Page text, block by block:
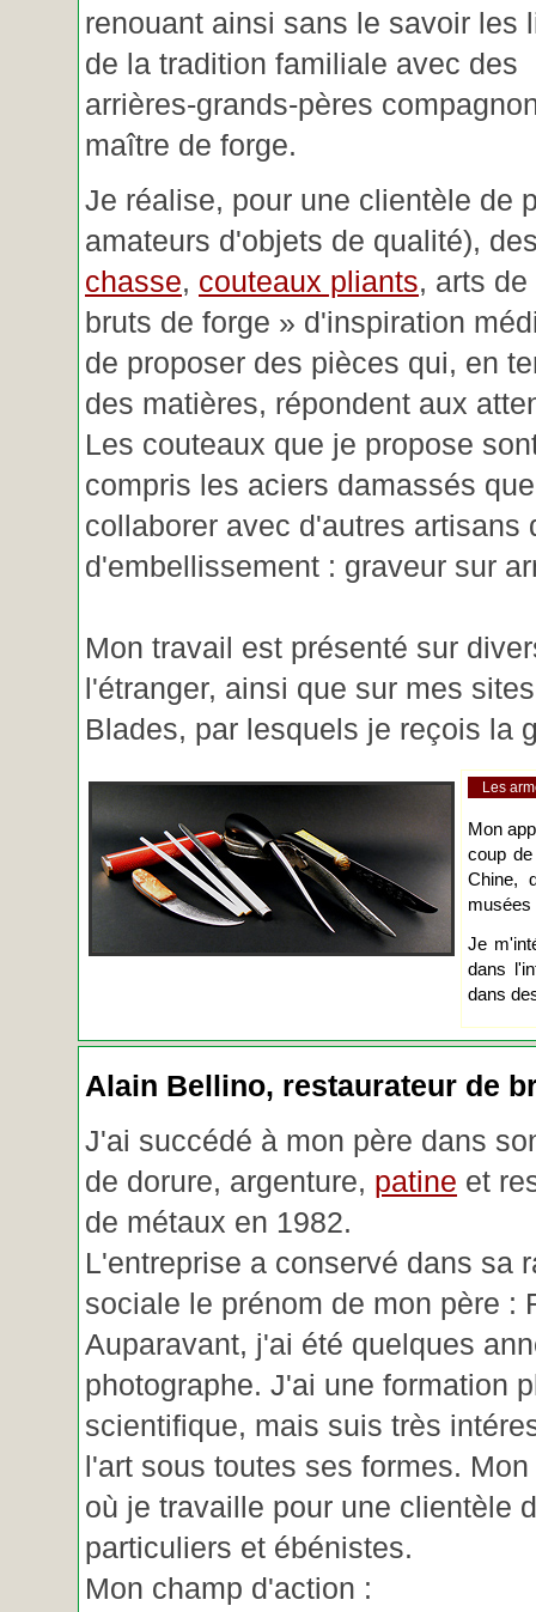
renouant ainsi sans le savoir les
de la tradition familiale avec des
arrières-grands-pères
maître de forge.
Je réalise, pour une clientèle de
amateurs d'objets de qualité),
chasse, couteaux pliants, arts
bruts de forge » d'inspiration
de proposer des pièces qui, en
des matières, répondent aux
Les couteaux que je propose
compris les aciers damassés
collaborer avec d'autres artisans
d'embellissement : graveur sur
Mon travail est présenté sur
l'étranger, ainsi que sur mes
Blades, par lesquels je reçois la
Les
Mon
coup
Chine,
musées
Je
dans
dans
Alain Bellino, restaurateur de
J'ai succédé à mon père dans
de dorure, argenture, patine et
de métaux en 1982.
L'entreprise a conservé dans sa
sociale le prénom de mon père :
Auparavant, j'ai été quelques
photographe. J'ai une formation
scientifique, mais suis très
l'art sous toutes ses formes.
où je travaille pour une clientèle
particuliers et ébénistes.
Mon champ d'action :